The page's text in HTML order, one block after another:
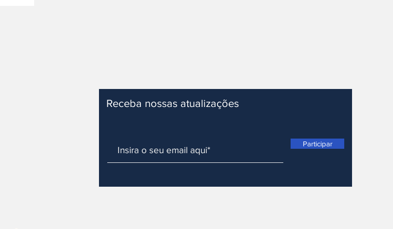
Receba nossas atualizações
Participar